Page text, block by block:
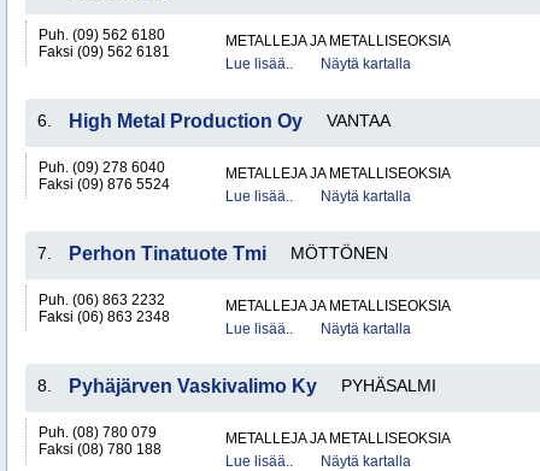
Puh. (09) 562 6180
Faksi (09) 562 6181
METALLEJA JA METALLISEOKSIA
Lue lisää..
Näytä kartalla
6. High Metal Production Oy VANTAA
Puh. (09) 278 6040
Faksi (09) 876 5524
METALLEJA JA METALLISEOKSIA
Lue lisää..
Näytä kartalla
7. Perhon Tinatuote Tmi MÖTTÖNEN
Puh. (06) 863 2232
Faksi (06) 863 2348
METALLEJA JA METALLISEOKSIA
Lue lisää..
Näytä kartalla
8. Pyhäjärven Vaskivalimo Ky PYHÄSALMI
Puh. (08) 780 079
Faksi (08) 780 188
METALLEJA JA METALLISEOKSIA
Lue lisää..
Näytä kartalla